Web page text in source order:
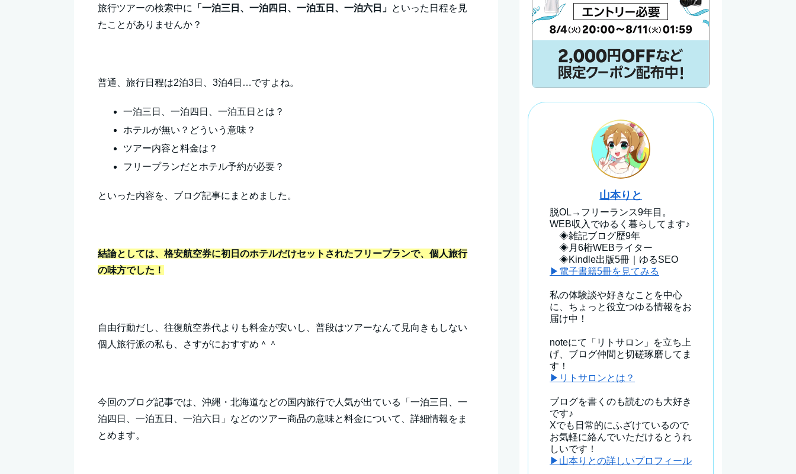
旅行ツアーの検索中に 「一泊三日、一泊四日、一泊五日、一泊六日」 といった日程を見
たことがありませんか？
普通、旅行日程は2泊3日、3泊4日…ですよね。
一泊三日、一泊四日、一泊五日とは？
ホテルが無い？どういう意味？
ツアー内容と料金は？
フリープランだとホテル予約が必要？
といった内容を、ブログ記事にまとめました。
結論としては、格安航空券に初日のホテルだけセットされたフリープランで、個人旅行
の味方でした！
自由行動だし、往復航空券代よりも料金が安いし、普段はツアーなんて見向きもしない
個人旅行派の私も、さすがにおすすめ＾＾
今回のブログ記事では、沖縄・北海道などの国内旅行で人気が出ている「一泊三日、一
泊四日、一泊五日、一泊六日」などのツアー商品の意味と料金について、詳細情報をま
とめます。
山本りと
脱OL→フリーランス9年目。
WEB収入でゆるく暮らしてます♪
◈雑記ブログ歴9年
◈月6桁WEBライター
◈Kindle出版5冊｜ゆるSEO
▶電子書籍5冊を見てみる
私の体験談や好きなことを中心
に、ちょっと役立つゆる情報をお
届け中！
noteにて「リトサロン」を立ち上
げ、ブログ仲間と切磋琢磨してま
す！
▶リトサロンとは？
ブログを書くのも読むのも大好き
です♪
Xでも日常的にふざけているので
お気軽に絡んでいただけるとうれ
しいです！
▶山本りとの詳しいプロフィール